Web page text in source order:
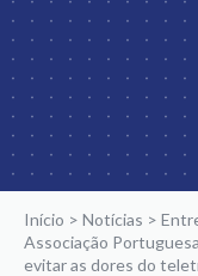
Início > Notícias >
Associação
evitar as dores do